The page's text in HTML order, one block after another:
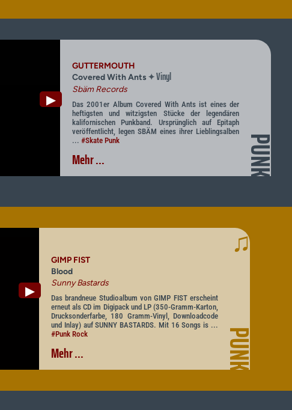
▶
PUNK
GUTTERMOUTH
Covered With Ants ✦Vinyl
Sbäm Records
Das 2001er Album Covered With Ants ist eines der
heftigsten und witzigsten Stücke der legendären
kalifornischen Punkband. Ursprünglich auf Epitaph
veröffentlicht, legen SBÄM eines ihrer Lieblingsalben
... #Skate Punk
Mehr ...
▶
♫
PUNK
GIMP FIST
Blood
Sunny Bastards
Das brandneue Studioalbum von GIMP FIST erscheint
erneut als CD im Digipack und LP (350-Gramm-Karton,
Drucksonderfarbe, 180 Gramm-Vinyl, Downloadcode
und Inlay) auf SUNNY BASTARDS. Mit 16 Songs is ...
#Punk Rock
Mehr ...